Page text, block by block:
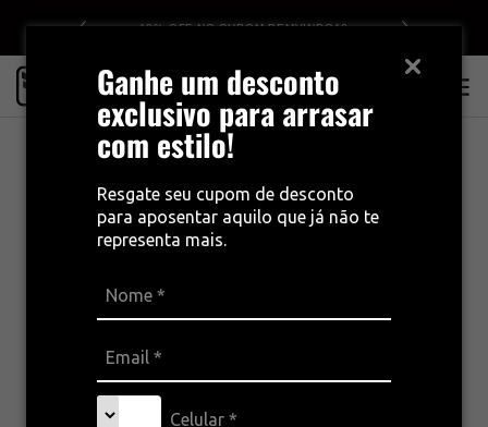
Ganhe um desconto
exclusivo para arrasar
com estilo!
Resgate seu cupom de desconto
para aposentar aquilo que já não te
representa mais.
10% OFF NO CUPOM BEMVINDO10